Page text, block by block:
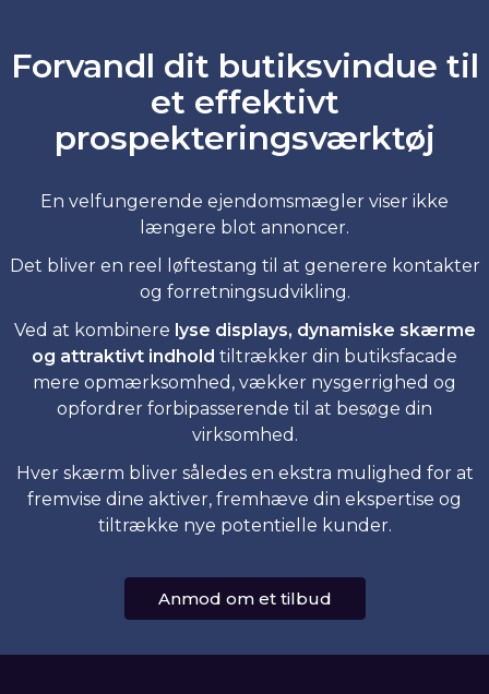
Forvandl dit butiksvindue til
et effektivt
prospekteringsværktøj
En velfungerende ejendomsmægler viser ikke
længere blot annoncer.
Det bliver en reel løftestang til at generere kontakter
og forretningsudvikling.
Ved at kombinere lyse displays, dynamiske skærme
og attraktivt indhold tiltrækker din butiksfacade
mere opmærksomhed, vækker nysgerrighed og
opfordrer forbipasserende til at besøge din
virksomhed.
Hver skærm bliver således en ekstra mulighed for at
fremvise dine aktiver, fremhæve din ekspertise og
tiltrække nye potentielle kunder.
Anmod om et tilbud